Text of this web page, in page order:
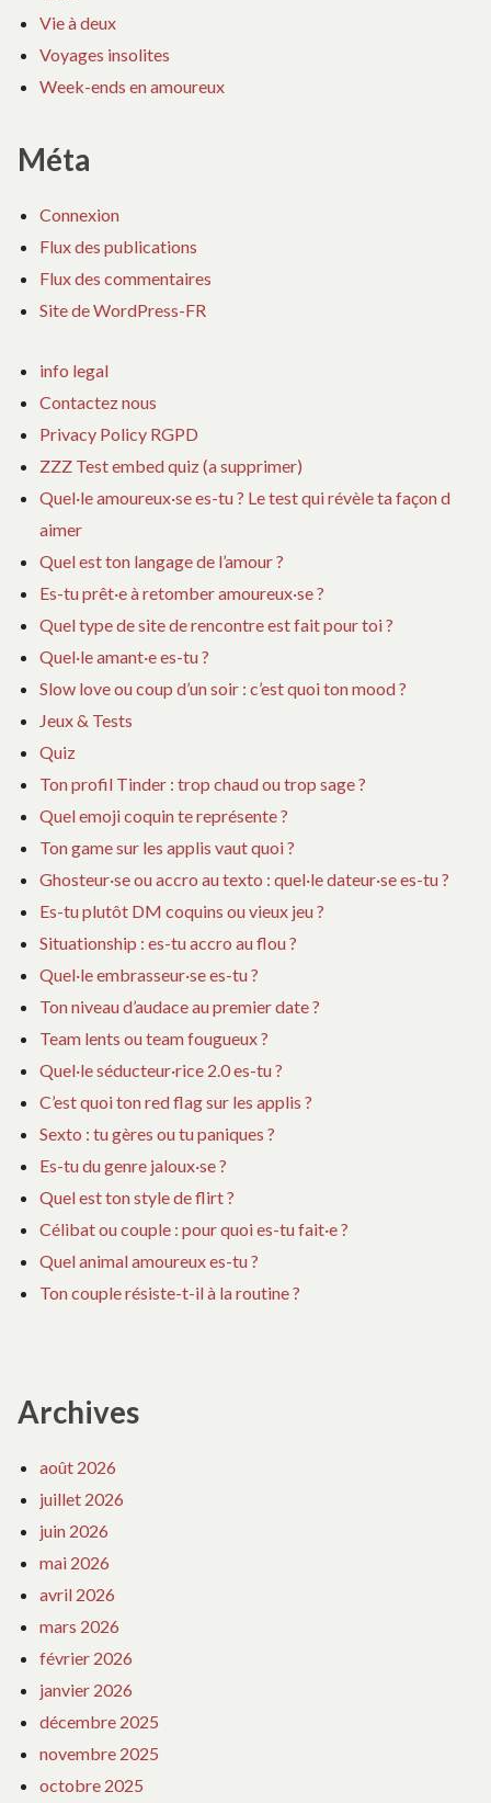
Vie à deux
Voyages insolites
Week-ends en amoureux
Méta
Connexion
Flux des publications
Flux des commentaires
Site de WordPress-FR
info legal
Contactez nous
Privacy Policy RGPD
ZZZ Test embed quiz (a supprimer)
Quel·le amoureux·se es-tu ? Le test qui révèle ta façon d
aimer
Quel est ton langage de l’amour ?
Es-tu prêt·e à retomber amoureux·se ?
Quel type de site de rencontre est fait pour toi ?
Quel·le amant·e es-tu ?
Slow love ou coup d’un soir : c’est quoi ton mood ?
Jeux & Tests
Quiz
Ton profil Tinder : trop chaud ou trop sage ?
Quel emoji coquin te représente ?
Ton game sur les applis vaut quoi ?
Ghosteur·se ou accro au texto : quel·le dateur·se es-tu ?
Es-tu plutôt DM coquins ou vieux jeu ?
Situationship : es-tu accro au flou ?
Quel·le embrasseur·se es-tu ?
Ton niveau d’audace au premier date ?
Team lents ou team fougueux ?
Quel·le séducteur·rice 2.0 es-tu ?
C’est quoi ton red flag sur les applis ?
Sexto : tu gères ou tu paniques ?
Es-tu du genre jaloux·se ?
Quel est ton style de flirt ?
Célibat ou couple : pour quoi es-tu fait·e ?
Quel animal amoureux es-tu ?
Ton couple résiste-t-il à la routine ?
Archives
août 2026
juillet 2026
juin 2026
mai 2026
avril 2026
mars 2026
février 2026
janvier 2026
décembre 2025
novembre 2025
octobre 2025